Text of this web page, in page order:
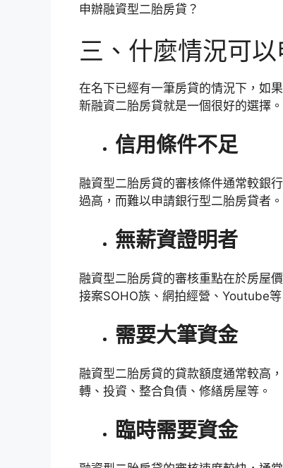
申辦融資型二胎房貸？
三、什麼情況可
在名下已經有一筆房貸的情況下，如
新融資二胎房貸就是一個很好的選擇
信用條件不足
融資型二胎房貸的審核條件通常較銀
過高，而難以申請銀行型二胎房貸者。
無薪資證明者
融資型二胎房貸的審核重點在於房屋
接案SOHO族、網拍經營、Youtube
需要大筆資金
融資型二胎房貸的貸款額度通常較高
轉、投資、整合負債、修繕房屋等。
臨時需要資金